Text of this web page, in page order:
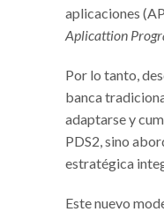
aplicaciones
Aplicattion
Por lo tanto,
banca
adaptarse y
PDS2, sino
estratégica
Este nuevo